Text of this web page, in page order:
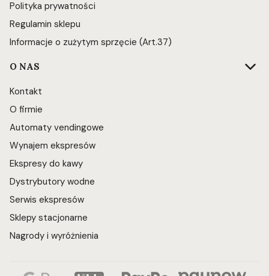
Polityka prywatności
Regulamin sklepu
Informacje o zużytym sprzęcie (Art.37)
O NAS
Kontakt
O firmie
Automaty vendingowe
Wynajem ekspresów
Ekspresy do kawy
Dystrybutory wodne
Serwis ekspresów
Sklepy stacjonarne
Nagrody i wyróżnienia